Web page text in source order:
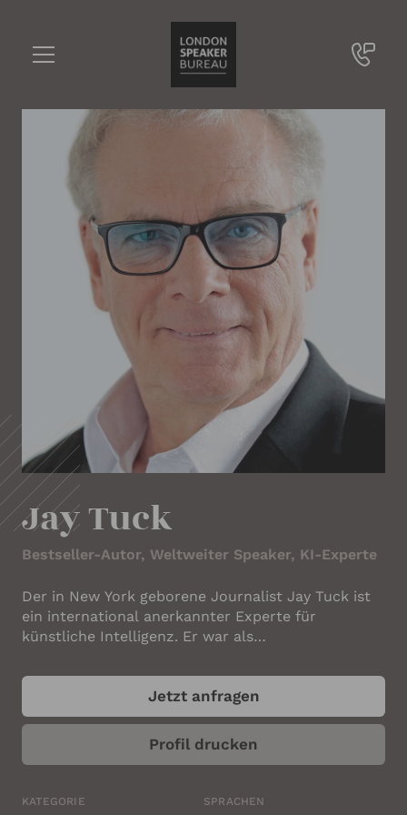
•••
Jay Tuck
Bestseller-Autor, Weltweiter Speaker, KI-Experte
Der in New York geborene Journalist Jay Tuck ist
ein international anerkannter Experte für
künstliche Intelligenz. Er war als
Kuwait, Irak und der Ukraine im Einsatz. Er hat
militärische Sicherheitsfreigaben in acht Ländern.
Seine investigativen Bücher wurden in vierzehn
Ländern veröffentlicht. Er spricht regelmäßig bei
Strafverfolgungsbehörden und Streitkräften sowie
Jetzt anfragen
Profil drucken
KATEGORIE SPRACHEN
Sie haben Fragen?
+49 721 9209 8228
Jay Tuck
Online Anfrage
IHRE KONTAKTDATEN
Ihr Name *
Ihre Telefonnummer
ANGABEN ZUM REDNER